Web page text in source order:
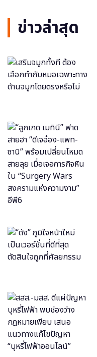
ข่าวล่าสุด